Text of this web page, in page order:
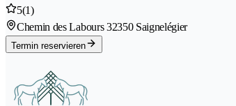
5(1)
Chemin des Labours 32350 Saignelégier
Termin reservieren